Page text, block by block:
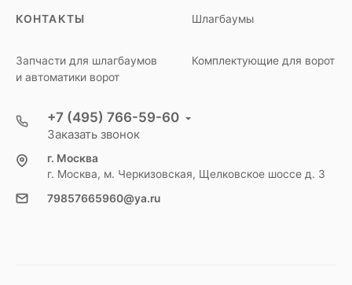
КОНТАКТЫ Шлагбаумы
Запчасти для шлагбаумов
и автоматики ворот
Комплектующие для ворот
+7 (495) 766-59-60
Заказать звонок
г. Москва
г. Москва, м. Черкизовская, Щелковское шоссе д. 3
79857665960@ya.ru